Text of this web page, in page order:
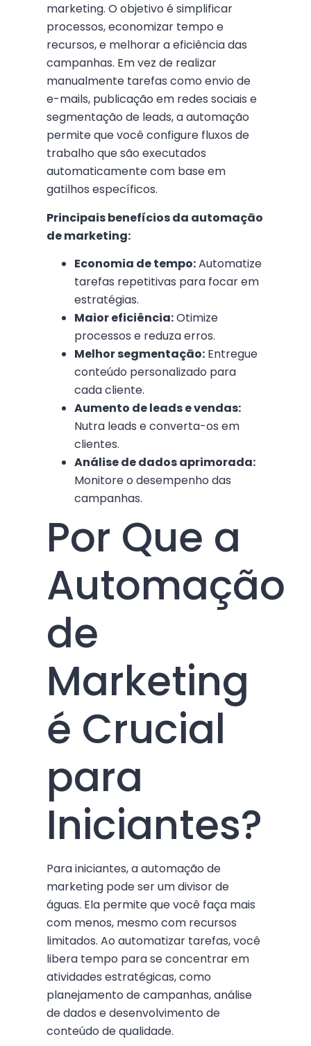
marketing. O objetivo é simplificar
processos, economizar tempo e
recursos, e melhorar a eficiência das
campanhas. Em vez de realizar
manualmente tarefas como envio de
e-mails, publicação em redes sociais e
segmentação de leads, a automação
permite que você configure fluxos de
trabalho que são executados
automaticamente com base em
gatilhos específicos.
Principais benefícios da automação
de marketing:
Economia de tempo:Automatize
tarefas repetitivas para focar em
estratégias.
Maior eficiência:Otimize
processos e reduza erros.
Melhor segmentação: Entregue
conteúdo personalizado para
cada cliente.
Aumento de leads e vendas:
Nutra leads e converta-os em
clientes.
Análise de dados aprimorada:
Monitore o desempenho das
campanhas.
Por Que a
Automação
de
Marketing
é Crucial
para
Iniciantes?
Para iniciantes, a automação de
marketing pode ser um divisor de
águas. Ela permite que você faça mais
com menos, mesmo com recursos
limitados. Ao automatizar tarefas, você
libera tempo para se concentrar em
atividades estratégicas, como
planejamento de campanhas, análise
de dados e desenvolvimento de
conteúdo de qualidade.